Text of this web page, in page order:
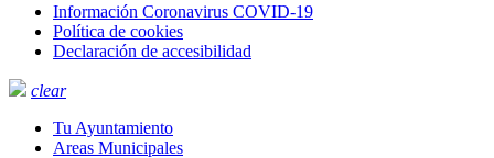
Información Coronavirus COVID-19
Política de cookies
Declaración de accesibilidad
clear
Tu Ayuntamiento
Areas Municipales